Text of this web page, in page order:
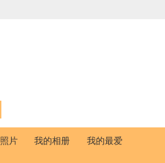
片 我的相册 我的最爱